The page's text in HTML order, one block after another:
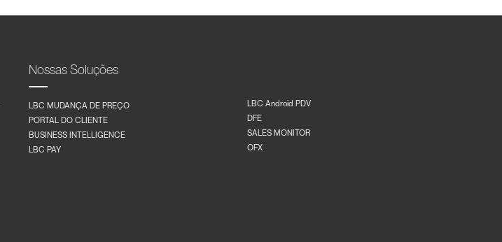
Nossas Soluções
LBC MUDANÇA DE PREÇO
PORTAL DO CLIENTE
BUSINESS INTELLIGENCE
LBC PAY
LBC Android PDV
DFE
SALES MONITOR
OFX